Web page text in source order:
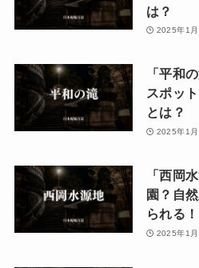
は？
2025年1月
「平和
スポッ
とは？
2025年1月
「西岡
園？自
られる！
2025年1月